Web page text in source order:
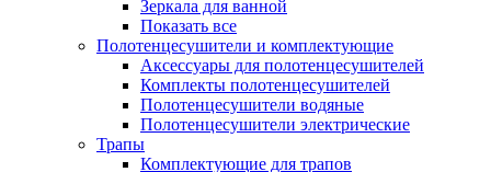
Зеркала для ванной
Показать все
Полотенцесушители и комплектующие
Аксессуары для полотенцесушителей
Комплекты полотенцесушителей
Полотенцесушители водяные
Полотенцесушители электрические
Трапы
Комплектующие для трапов